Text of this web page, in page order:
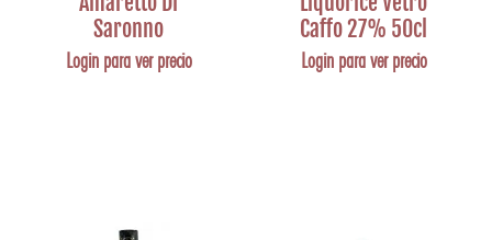
Saronno
Login para ver precio
Caffo 27% 50cl
Login para ver precio